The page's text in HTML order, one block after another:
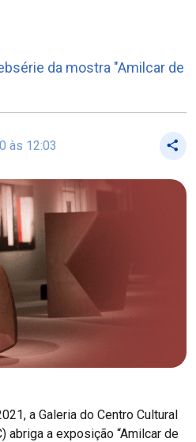
da mostra "Amilcar de
às 12:03
a Galeria do Centro Cultural
abriga a exposição “Amilcar de